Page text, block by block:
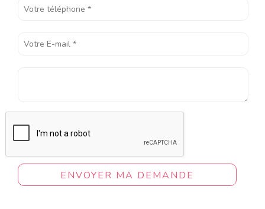
ENVOYER MA DEMANDE